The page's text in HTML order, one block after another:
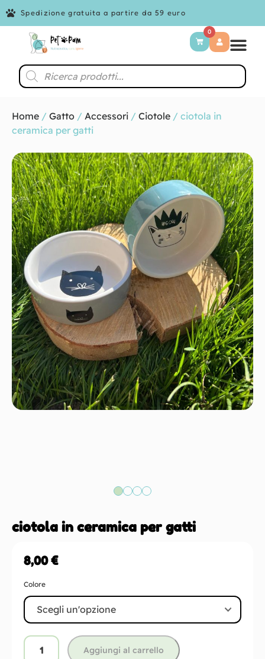
Spedizione gratuita a partire da 59 euro
0
Home / Gatto / Accessori / Ciotole / ciotola in
ceramica per gatti
ciotola in ceramica per gatti
8,00€
Colore
Aggiungi al carrello